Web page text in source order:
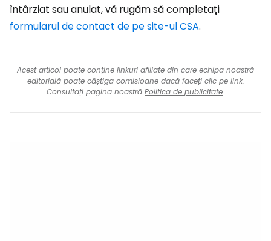
întârziat sau anulat, vă rugăm să completați
formularul de contact de pe site-ul CSA.
Acest articol poate conține linkuri afiliate din care echipa noastră
editorială poate câștiga comisioane dacă faceți clic pe link.
Consultați pagina noastră Politica de publicitate.